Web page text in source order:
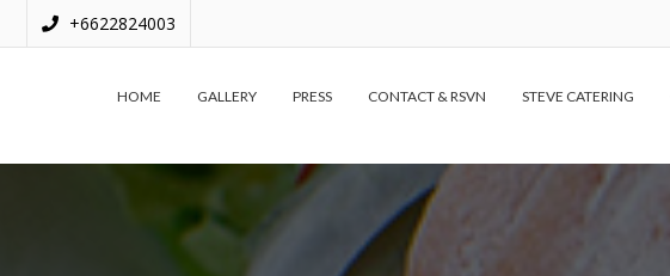
+6622824003
HOME GALLERY PRESS CONTACT & RSVN STEVE CATERING